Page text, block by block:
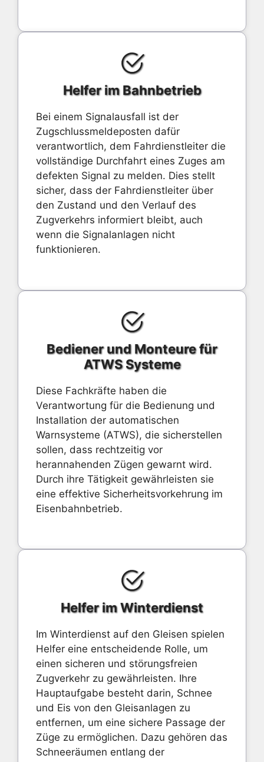
Helfer im Bahnbetrieb
Bei einem Signalausfall ist der
Zugschlussmeldeposten dafür
verantwortlich, dem Fahrdienstleiter die
vollständige Durchfahrt eines Zuges am
defekten Signal zu melden. Dies stellt
sicher, dass der Fahrdienstleiter über
den Zustand und den Verlauf des
Zugverkehrs informiert bleibt, auch
wenn die Signalanlagen nicht
funktionieren.
Bediener und Monteure für
ATWS Systeme
Diese Fachkräfte haben die
Verantwortung für die Bedienung und
Installation der automatischen
Warnsysteme (ATWS), die sicherstellen
sollen, dass rechtzeitig vor
herannahenden Zügen gewarnt wird.
Durch ihre Tätigkeit gewährleisten sie
eine effektive Sicherheitsvorkehrung im
Eisenbahnbetrieb.
Helfer im Winterdienst
Im Winterdienst auf den Gleisen spielen
Helfer eine entscheidende Rolle, um
einen sicheren und störungsfreien
Zugverkehr zu gewährleisten. Ihre
Hauptaufgabe besteht darin, Schnee
und Eis von den Gleisanlagen zu
entfernen, um eine sichere Passage der
Züge zu ermöglichen. Dazu gehören das
Schneeräumen entlang der